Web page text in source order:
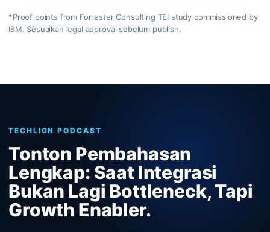
*Proof points from Forrester Consulting TEI study commissioned by
IBM. Sesuaikan legal approval sebelum publish.
TECHLIGN PODCAST
Tonton Pembahasan
Lengkap: Saat Integrasi
Bukan Lagi Bottleneck, Tapi
Growth Enabler.